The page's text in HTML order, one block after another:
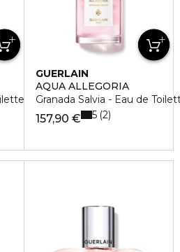
GUERLAIN
AQUA ALLEGORIA
Granada Salvia - Eau de
157,90 € 5 2